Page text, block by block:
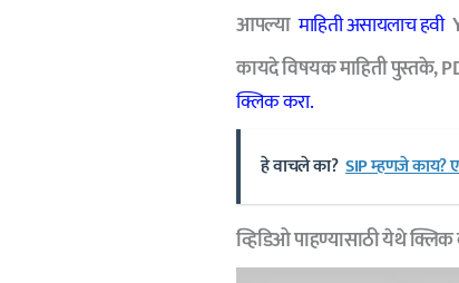
आपल्या माहिती असायलाच हवी
कायदे विषयक माहिती पुस्तके,
क्लिक करा.
हे वाचले का? SIP म्हणजे काय?
व्हिडिओ पाहण्यासाठीयेथे क्लिक